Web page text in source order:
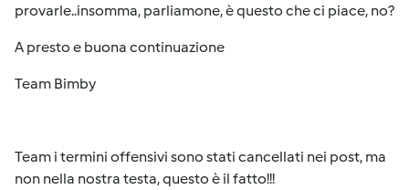
provarle..insomma, parliamone, è questo che ci piace, no?
A presto e buona continuazione
Team Bimby
Team i termini offensivi sono stati cancellati nei post, ma
non nella nostra testa, questo è il fatto!!!